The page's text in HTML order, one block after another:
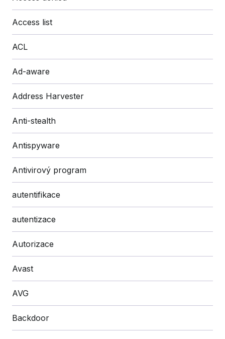
Access list
ACL
Ad-aware
Address Harvester
Anti-stealth
Antispyware
Antivirový program
autentifikace
autentizace
Autorizace
Avast
AVG
Backdoor